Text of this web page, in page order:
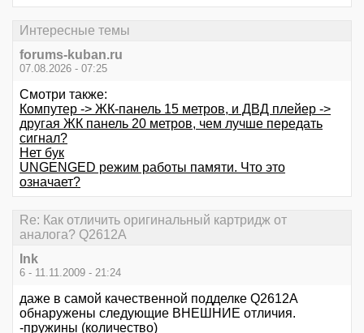
Интересные темы
forums-kuban.ru
07.08.2026 - 07:25
Смотри также:
Компутер -> ЖК-панель 15 метров, и ДВД плейер ->
другая ЖК панель 20 метров, чем лучше передать
сигнал?
Нет бук
UNGENGED режим работы памяти. Что это
означает?
Re: Как отличить оригинальный картридж от
аналога? Q2612A
Ink
6 - 11.11.2009 - 21:24
даже в самой качественной подделке Q2612A
обнаружены следующие ВНЕШНИЕ отличия.
-пружины (количество)